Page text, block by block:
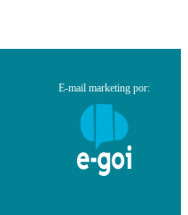
E-mail marketing por: